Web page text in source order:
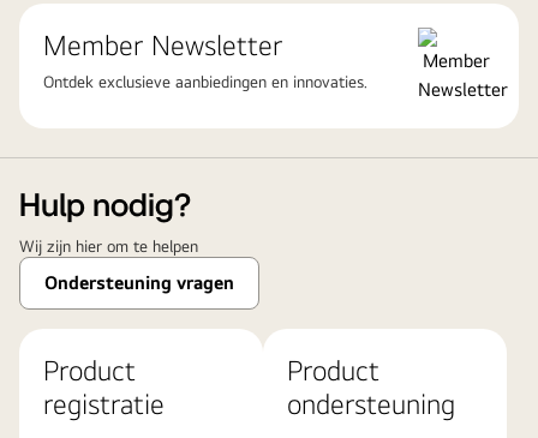
Member Newsletter
Ontdek exclusieve aanbiedingen en innovaties.
Hulp nodig?
Wij zijn hier om te helpen
Ondersteuning vragen
Product
registratie
Product
ondersteuning